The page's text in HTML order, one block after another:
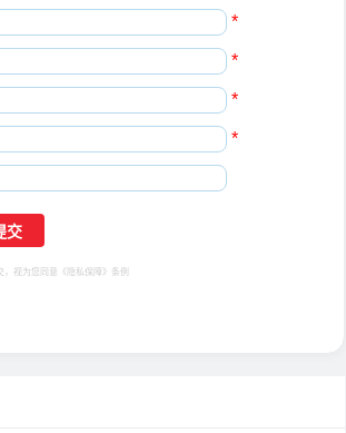
*
*
*
*
，视为您同意 《隐私保障》 条例